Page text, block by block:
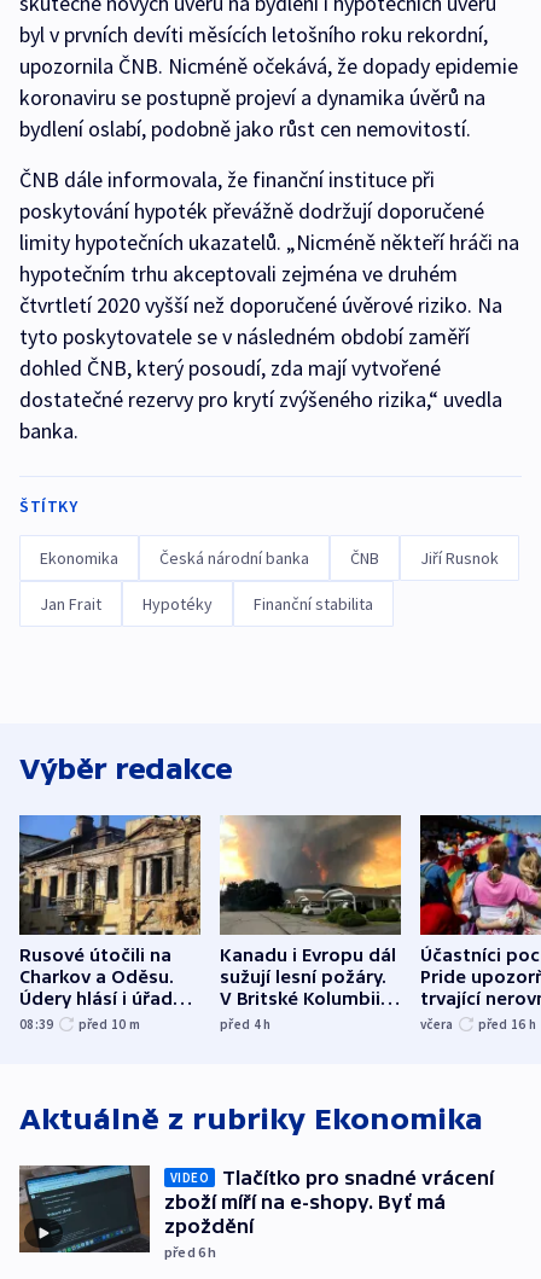
byl v prvních devíti měsících letošního roku rekordní,
upozornila ČNB. Nicméně očekává, že dopady epidemie
koronaviru se postupně projeví a dynamika úvěrů na
bydlení oslabí, podobně jako růst cen nemovitostí.
ČNB dále informovala, že finanční instituce při
poskytování hypoték převážně dodržují doporučené
limity hypotečních ukazatelů. „Nicméně někteří hráči na
hypotečním trhu akceptovali zejména ve druhém
čtvrtletí 2020 vyšší než doporučené úvěrové riziko. Na
tyto poskytovatele se v následném období zaměří
dohled ČNB, který posoudí, zda mají vytvořené
dostatečné rezervy pro krytí zvýšeného rizika,“ uvedla
banka.
ŠTÍTKY
Ekonomika Česká národní banka ČNB Jiří Rusnok
Jan Frait Hypotéky Finanční stabilita
Výběr redakce
Rusové útočili na
Charkov a Oděsu.
Údery hlásí i úřady v
Bělgorodu
08:39 před 10 m
Kanadu i Evropu dál
sužují lesní požáry.
V Britské Kolumbii
evakuovali tisíce lidí
před 4h
Účastníci
Pride
trvající
včera před 16 h
Aktuálně z rubriky Ekonomika
VIDEO
Tlačítko pro snadné vrácení
zboží míří na e-shopy. Byť má
zpoždění
před 6h